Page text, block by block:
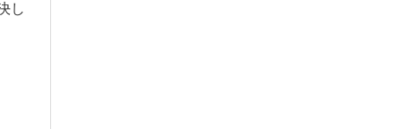
し